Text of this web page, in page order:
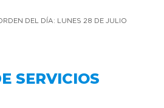
DEL DÍA: LUNES 28 DE JULIO
SERVICIOS